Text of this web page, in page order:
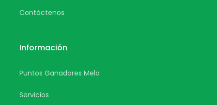
Contáctenos
Información
Puntos Ganadores Melo
Servicios